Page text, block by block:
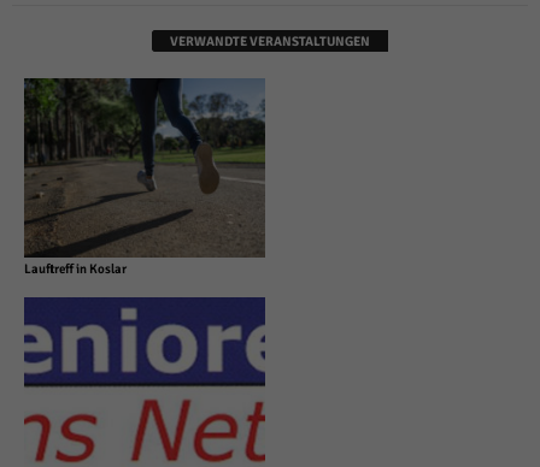
VERWANDTE VERANSTALTUNGEN
Lauftreff in Koslar